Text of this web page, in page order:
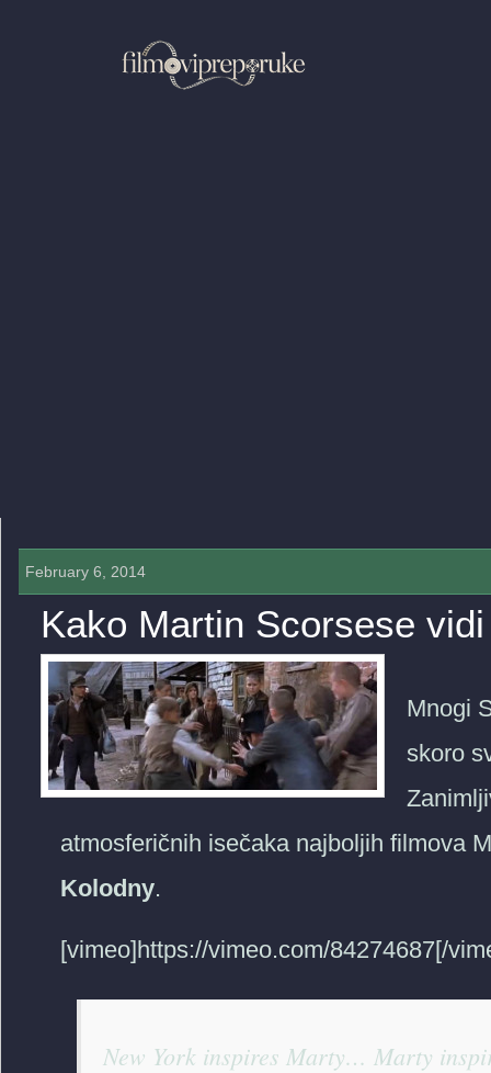
February 6, 2014
0 COMMENTS »
Kako Martin Scorsese
Mnogi
skoro
atmosferičnih isečaka najboljih filmova
Kolodny.
[vimeo]https://vimeo.com/84274687[/
New York inspires Marty… Marty